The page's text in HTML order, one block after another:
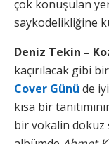
çok konuşulan
saykodelikliğine
Deniz Tekin –
kaçırılacak gibi
Cover Günü de
kısa bir
bir vokalin dokuz